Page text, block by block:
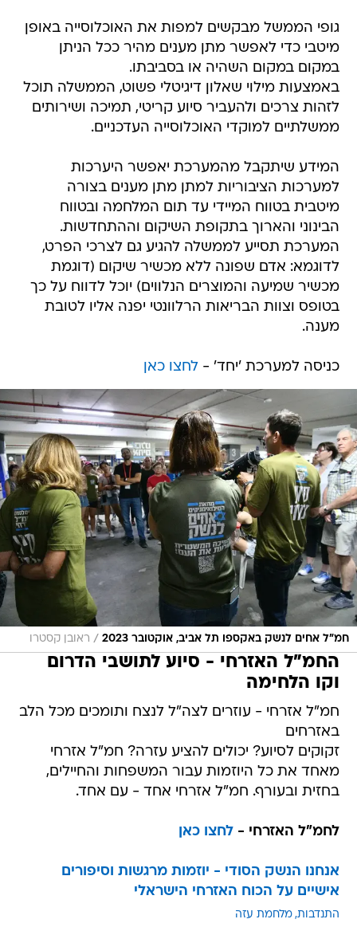
גופי הממשל מבקשים למפות את האוכלוסייה באופן
מיטבי כדי לאפשר מתן מענים מהיר ככל הניתן
במקום במקום השהיה או בסביבתו.
באמצעות מילוי שאלון דיגיטלי פשוט, הממשלה תוכל
לזהות צרכים ולהעביר סיוע קריטי, תמיכה ושירותים
ממשלתיים למוקדי האוכלוסייה העדכניים.
המידע שיתקבל מהמערכת יאפשר היערכות
למערכות הציבוריות למתן מתן מענים בצורה
מיטבית בטווח המיידי עד תום המלחמה ובטווח
הבינוני והארוך בתקופת השיקום וההתחדשות.
המערכת תסייע לממשלה להגיע גם לצרכי הפרט,
לדוגמא: אדם שפונה ללא מכשיר שיקום (דוגמת
מכשיר שמיעה והמוצרים הנלווים) יוכל לדווח על כך
בטופס וצוות הבריאות הרלוונטי יפנה אליו לטובת
מענה.
כניסה למערכת 'יחד' -לחצו כאן
חמ"ל אחים לנשק באקספו תל אביב, אוקטובר 2023 / ראובן קסטרו
החמ"ל האזרחי - סיוע לתושבי הדרום
וקו הלחימה
חמ"ל אזרחי - עוזרים לצה"ל לנצח ותומכים מכל הלב
באזרחים
זקוקים לסיוע? יכולים להציע עזרה? חמ"ל אזרחי
מאחד את כל היוזמות עבור המשפחות והחיילים,
בחזית ובעורף. חמ"ל אזרחי אחד - עם אחד.
לחמ"ל האזרחי -לחצו כאן
אנחנו הנשק הסודי - יוזמות מרגשות וסיפורים
אישיים על הכוח האזרחי הישראלי
התנדבות מלחמת עזה